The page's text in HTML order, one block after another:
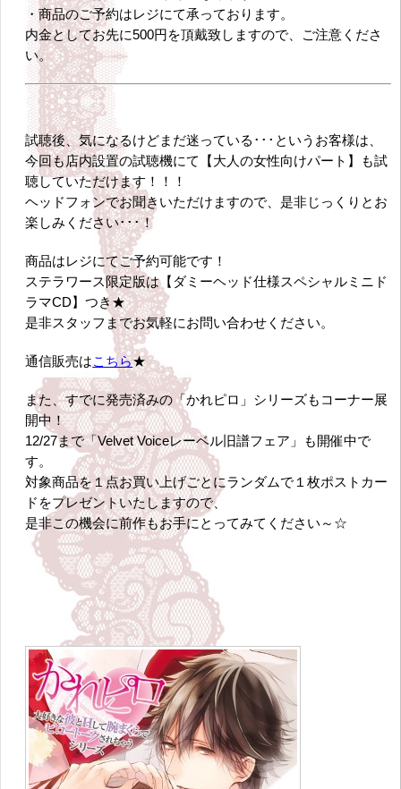
・商品のご予約はレジにて承っております。
内金としてお先に500円を頂戴致しますので、ご注意くださ
い。
試聴後、気になるけどまだ迷っている･･･というお客様は、
今回も店内設置の試聴機にて【大人の女性向けパート】も試
聴していただけます！！！
ヘッドフォンでお聞きいただけますので、是非じっくりとお
楽しみください･･･！
商品はレジにてご予約可能です！
ステラワース限定版は【ダミーヘッド仕様スペシャルミニド
ラマCD】つき★
是非スタッフまでお気軽にお問い合わせください。
通信販売はこちら★
また、すでに発売済みの「かれピロ」シリーズもコーナー展
開中！
12/27まで「Velvet Voiceレーベル旧譜フェア」も開催中で
す。
対象商品を１点お買い上げごとにランダムで１枚ポストカー
ドをプレゼントいたしますので、
是非この機会に前作もお手にとってみてください～☆